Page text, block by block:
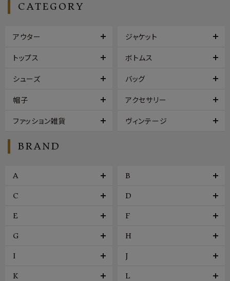
CATEGORY
アウター ジャケット
トップス ボトムス
シューズ バッグ
帽子 アクセサリー
ファッション雑貨 ヴィンテージ
BRAND
A B
C D
E F
G H
I J
K L